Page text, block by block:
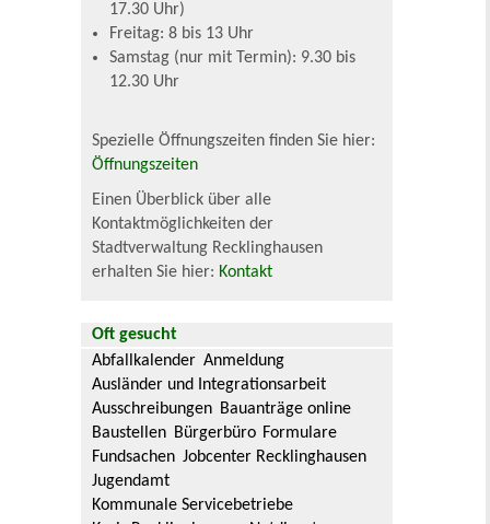
17.30 Uhr)
Freitag: 8 bis 13 Uhr
Samstag (nur mit Termin): 9.30 bis
12.30 Uhr
Spezielle Öffnungszeiten finden Sie hier:
Öffnungszeiten
Einen Überblick über alle
Kontaktmöglichkeiten der
Stadtverwaltung Recklinghausen
erhalten Sie hier: Kontakt
Oft gesucht
Abfallkalender Anmeldung
Ausländer und Integrationsarbeit
Ausschreibungen Bauanträge online
Baustellen Bürgerbüro Formulare
Fundsachen Jobcenter Recklinghausen
Jugendamt
Kommunale Servicebetriebe